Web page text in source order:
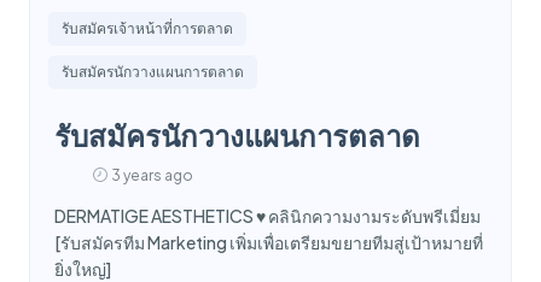
รับสมัครเจ้าหน้าที่การตลาด
รับสมัครนักวางแผนการตลาด
รับสมัครนักวางแผนการตลาด
3 years ago
DERMATIGE AESTHETICS ♥️ คลินิกความงามระดับพรีเมี่ยม
[รับสมัครทีม Marketing เพิ่มเพื่อเตรียมขยายทีมสู่เป้าหมายที่
ยิ่งใหญ่]